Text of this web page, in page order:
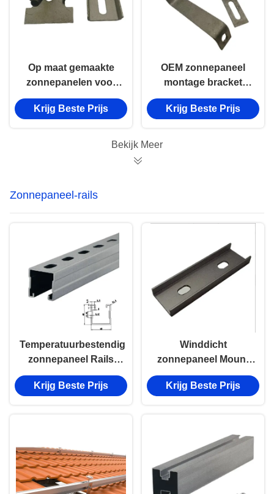
Op maat gemaakte
zonnepanelen voor
daken Verstelbare
zonnepanelen voor
Krijg Beste Prijs
OEM zonnepaneel
montage bracket
onderdelen roestvast
aluminium
Krijg Beste Prijs
Bekijk Meer
Zonnepaneel-rails
Temperatuurbestendig
zonnepaneel Rails
Aluminium legering
Zonne-Rail Kit
Krijg Beste Prijs
Winddicht
zonnepaneel Mount
Rails Customized
Zonnepaneel
Krijg Beste Prijs